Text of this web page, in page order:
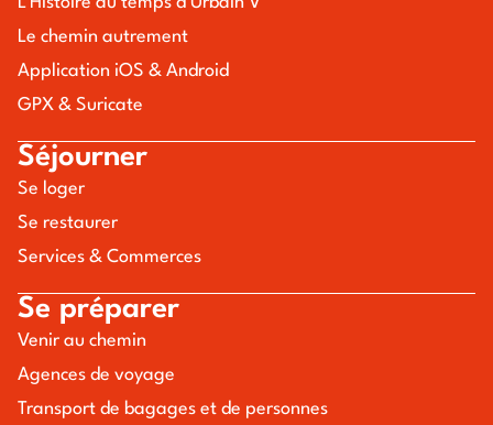
Le chemin autrement
Application iOS & Android
GPX & Suricate
Séjourner
Se loger
Se restaurer
Services & Commerces
Se préparer
Venir au chemin
Agences de voyage
Transport de bagages et de personnes